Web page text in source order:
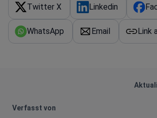
Twitter X Linkedin
WhatsApp Email Link
Verfasst von